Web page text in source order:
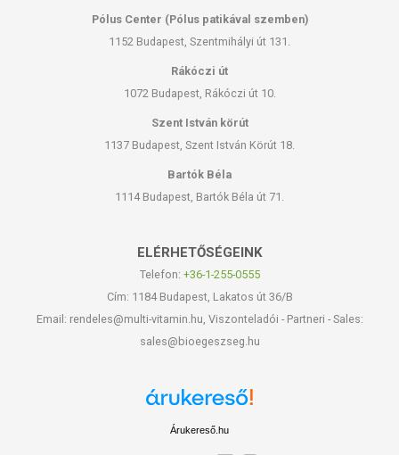
Pólus Center (Pólus patikával szemben)
1152 Budapest, Szentmihályi út 131.
Rákóczi út
1072 Budapest, Rákóczi út 10.
Szent István körút
1137 Budapest, Szent István Körút 18.
Bartók Béla
1114 Budapest, Bartók Béla út 71.
ELÉRHETŐSÉGEINK
Telefon: +36-1-255-0555
Cím: 1184 Budapest, Lakatos út 36/B
Email: rendeles@multi-vitamin.hu, Viszonteladói - Partneri - Sales:
sales@bioegeszseg.hu
Árukereső.hu